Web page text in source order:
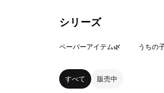
シリーズ
ペーパーアイテム🌿 うちの
すべて 販売中